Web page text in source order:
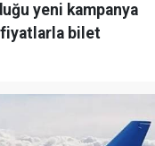
yeni kampanya
bilet